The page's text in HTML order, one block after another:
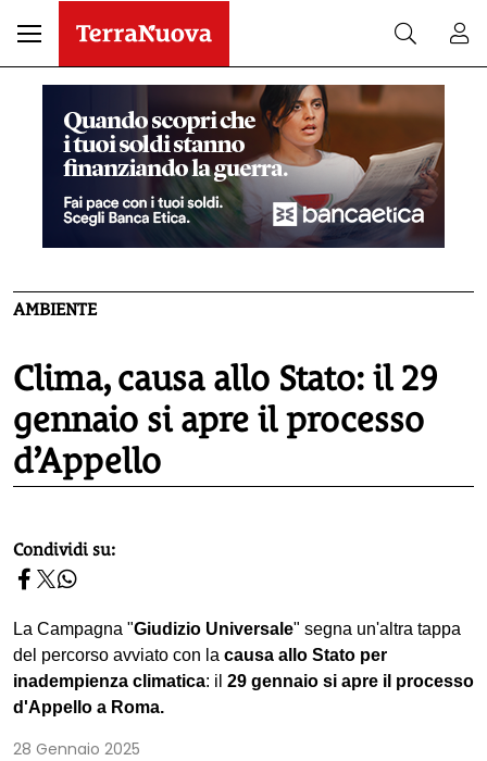
AMBIENTE
Clima, causa allo Stato: il 29
gennaio si apre il processo
d’Appello
homepage h2
Condividi su:
La Campagna "Giudizio Universale" segna un'altra tappa
del percorso avviato con la causa allo Stato per
inadempienza climatica: il 29 gennaio si apre il processo
d'Appello a Roma.
28 Gennaio 2025